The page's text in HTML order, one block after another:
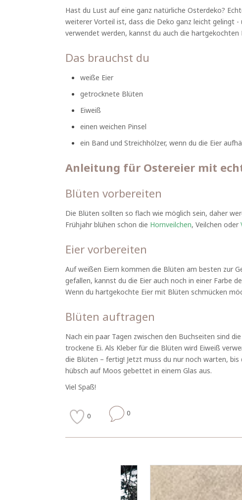
Hast du Lust auf eine ganz natürliche Osterdeko?
weiterer Vorteil ist, dass die Deko ganz leicht gelingt
verwendet werden, kannst du auch die
Das brauchst du
weiße Eier
getrocknete Blüten
Eiweiß
einen weichen Pinsel
ein Band und Streichhölzer, wenn du die Eier
Anleitung für Ostereier mit
Blüten vorbereiten
Die Blüten sollten so flach wie möglich sein, daher
Frühjahr blühen schon die Hornveilchen, Veilchen oder
Eier vorbereiten
Auf weißen Eiern kommen die Blüten am besten zur
gefallen, kannst du die Eier auch noch in einer Farbe
Wenn du hartgekochte Eier mit Blüten schmücken
Blüten auftragen
Nach ein paar Tagen zwischen den Buchseiten sind
trockene Ei. Als Kleber für die Blüten wird Eiweiß
die Blüten – fertig! Jetzt muss du nur noch warten,
hübsch auf Moos gebettet in einem Glas aus.
Viel Spaß!
0 0